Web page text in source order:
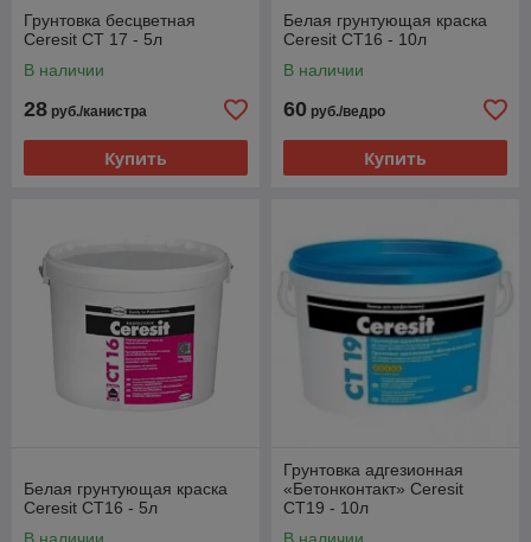
Грунтовка бесцветная
Ceresit CT 17 - 5л
В наличии
28 руб./канистра
Купить
Белая грунтующая краска
Ceresit CT16 - 10л
В наличии
60 руб./ведро
Купить
Белая грунтующая краска
Ceresit CT16 - 5л
Грунтовка адгезионная
«Бетонконтакт» Ceresit
CT19 - 10л